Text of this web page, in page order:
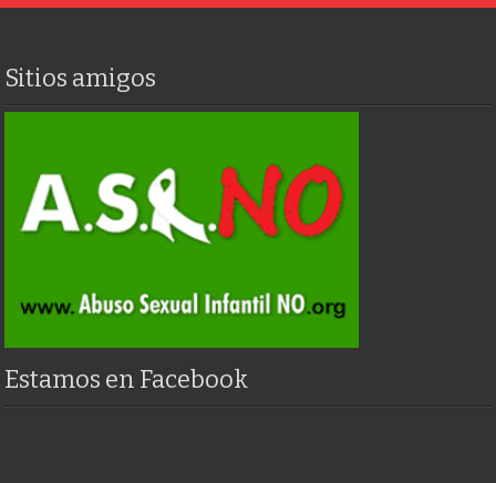
Sitios amigos
Estamos en Facebook